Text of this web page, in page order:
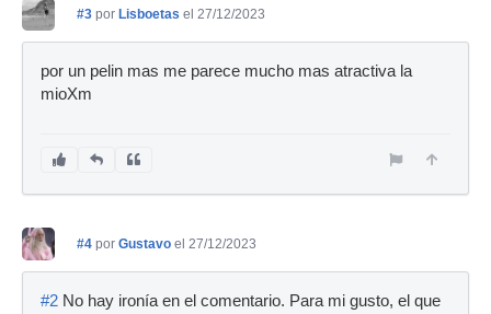
#3 por Lisboetas el 27/12/2023
por un pelin mas me parece mucho mas atractiva la
mioXm
#4 por Gustavo el 27/12/2023
#2 No hay ironía en el comentario. Para mi gusto, el que